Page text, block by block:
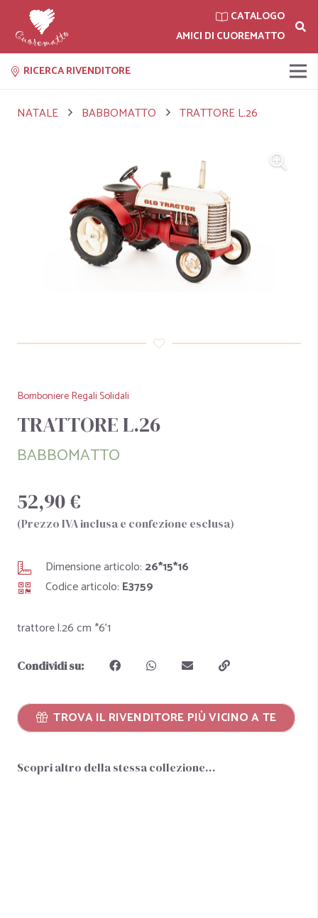
CATALOGO
AMICI DI CUOREMATTO
RICERCA RIVENDITORE
NATALE BABBOMATTO TRATTORE L.26
Bomboniere Regali Solidali
TRATTORE L.26
BABBOMATTO
52,90 €
(Prezzo IVA inclusa e confezione esclusa)
Dimensione articolo: 26*15*16
Codice articolo: E3759
trattore l.26 cm *6'1
Condividi su:
TROVA IL RIVENDITORE PIÙ VICINO A TE
Scopri altro della stessa collezione…